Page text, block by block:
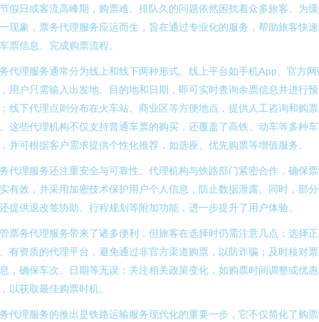
假日或客流高峰期，购票难、排队久的问题依然困扰着众多旅客。为
现象，票务代理服务应运而生，旨在通过专业化的服务，帮助旅客快
票信息、完成购票流程。
代理服务通常分为线上和线下两种形式。线上平台如手机App、官方网
用户只需输入出发地、目的地和日期，即可实时查询余票信息并进行预
线下代理点则分布在火车站、商业区等方便地点，提供人工咨询和购
这些代理机构不仅支持普通车票的购买，还覆盖了高铁、动车等多种车
并可根据客户需求提供个性化推荐，如选座、优先购票等增值服务。
代理服务还注重安全与可靠性。代理机构与铁路部门紧密合作，确保
有效，并采用加密技术保护用户个人信息，防止数据泄露。同时，部
提供退改签协助、行程规划等附加功能，进一步提升了用户体验。
票务代理服务带来了诸多便利，但旅客在选择时仍需注意几点：选择正
有资质的代理平台，避免通过非官方渠道购票，以防诈骗；及时核对
，确保车次、日期等无误；关注相关政策变化，如购票时间调整或优
以获取最佳购票时机。
代理服务的推出是铁路运输服务现代化的重要一步，它不仅简化了购